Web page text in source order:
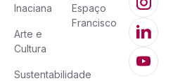
Inaciana
Arte e
Cultura
Sustentabilidade
Espaço
Francisco